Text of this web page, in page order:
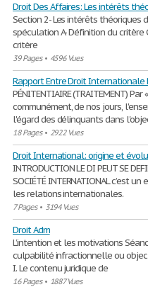
Droit Des Affaires: Les intérêts
Section 2- Les intérêts théoriques
spéculation A- Définition du critère
critère
39 Pages• 4596 Vues
Rapport Entre Droit Internationale
PÉNITENTIAIRE (TRAITEMENT)
communément, de nos jours,
l'égard des délinquants dans
18 Pages• 2922 Vues
Droit International: origine et
INTRODUCTION LE DI PEUT SE
SOCIÉTÉ INTERNATIONAL c’est
les relations internationales.
7 Pages• 3194 Vues
Droit Adm
L’intention et les motivations
culpabilité infractionnelle ou
I. Le contenu juridique de
16 Pages• 1887 Vues